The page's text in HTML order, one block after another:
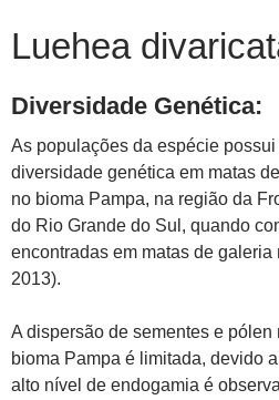
Luehea
Diversidade Genética:
As populações da espécie
diversidade genética em matas
no bioma Pampa, na região da
do Rio Grande do Sul, quando
encontradas em matas de galeria
2013).
A dispersão de sementes e
bioma Pampa é limitada, devido
alto nível de endogamia é